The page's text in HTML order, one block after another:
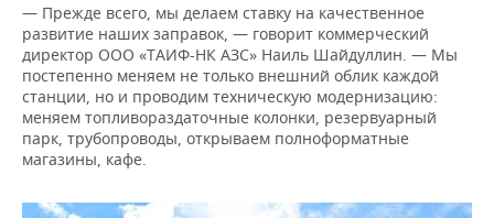
— Прежде всего, мы делаем ставку на качественное
развитие наших заправок, — говорит коммерческий
директор ООО «ТАИФ-НК АЗС» Наиль Шайдуллин. — Мы
постепенно меняем не только внешний облик каждой
станции, но и проводим техническую модернизацию:
меняем топливораздаточные колонки, резервуарный
парк, трубопроводы, открываем полноформатные
магазины, кафе.